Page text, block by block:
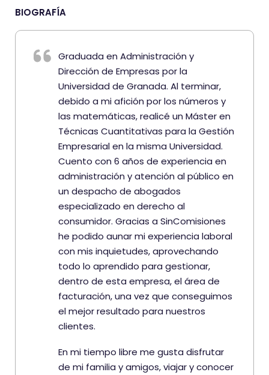
BIOGRAFÍA
Graduada en Administración y
Dirección de Empresas por la
Universidad de Granada. Al terminar,
debido a mi afición por los números y
las matemáticas, realicé un Máster en
Técnicas Cuantitativas para la Gestión
Empresarial en la misma Universidad.
Cuento con 6 años de experiencia en
administración y atención al público en
un despacho de abogados
especializado en derecho al
consumidor. Gracias a SinComisiones
he podido aunar mi experiencia laboral
con mis inquietudes, aprovechando
todo lo aprendido para gestionar,
dentro de esta empresa, el área de
facturación, una vez que conseguimos
el mejor resultado para nuestros
clientes.
En mi tiempo libre me gusta disfrutar
de mi familia y amigos, viajar y conocer